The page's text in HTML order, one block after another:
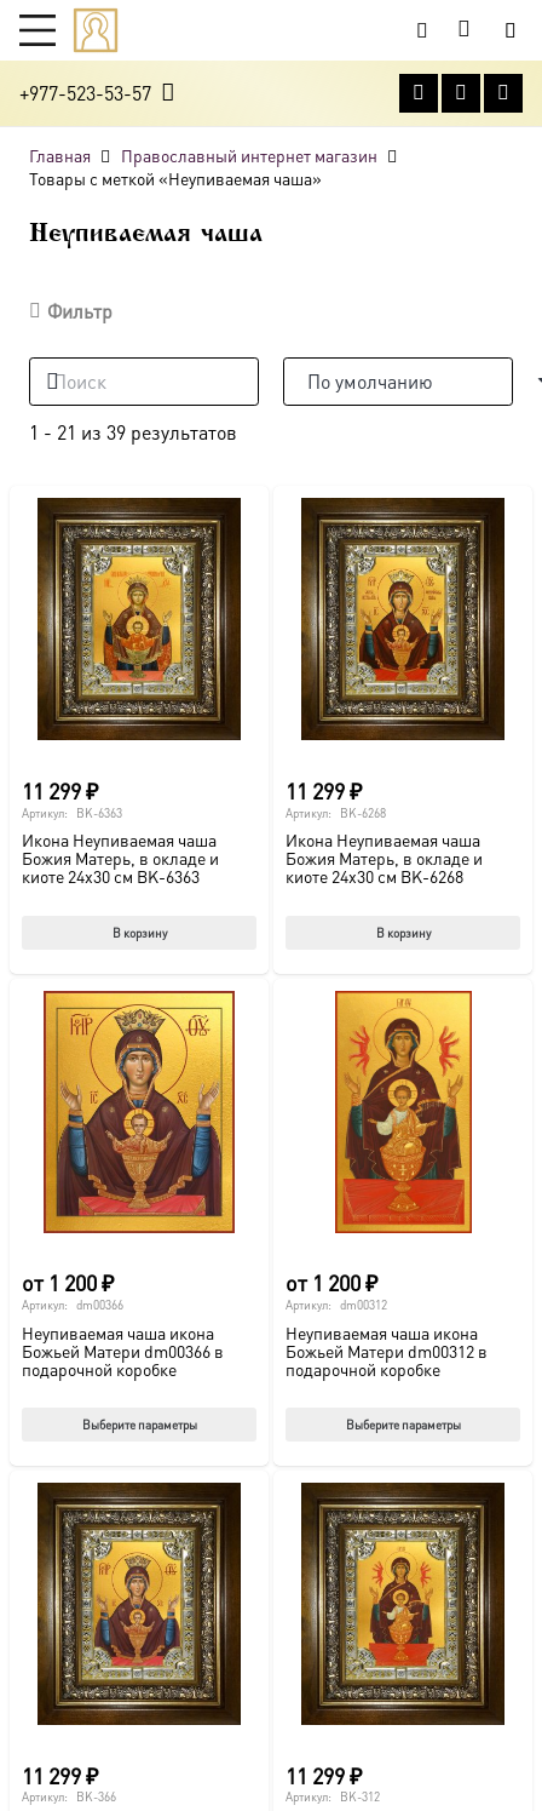
+977-523-53-57
Главная
Православный интернет магазин
Товары с меткой «Неупиваемая чаша»
Неупиваемая чаша
Фильтр
1 - 21 из 39 результатов
11 299₽
Артикул: BK-6363
Икона Неупиваемая чаша
Божия Матерь, в окладе и
киоте 24х30 см BK-6363
В корзину
11 299₽
Артикул: BK-6268
Икона Неупиваемая чаша
Божия Матерь, в окладе и
киоте 24х30 см BK-6268
В корзину
от 1 200₽
Артикул: dm00366
Неупиваемая чаша икона
Божьей Матери dm00366 в
подарочной коробке
Выберите параметры
странице
от 1 200₽
Артикул: dm00312
Неупиваемая чаша икона
Божьей Матери dm00312 в
подарочной коробке
Выберите параметры
11 299₽
Артикул: BK-366
11 299₽
Артикул: BK-312